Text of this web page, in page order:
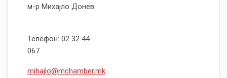
м-р Михајло Донев
Телефон: 02 32 44
067
mihajlo@mchamber.mk